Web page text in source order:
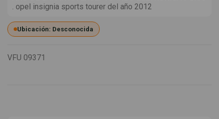
. opel insignia sports tourer del año 2012
Ubicación: Desconocida
VFU 09371